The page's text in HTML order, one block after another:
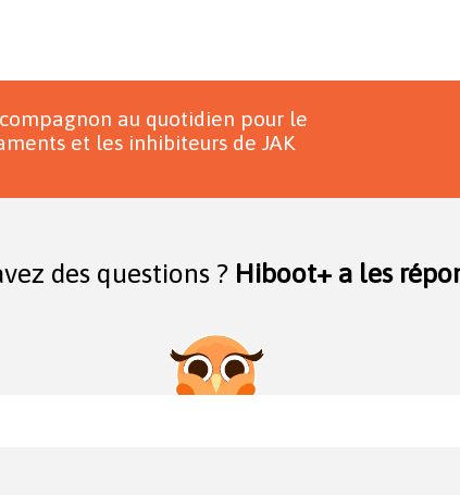
au quotidien pour le
et les inhibiteurs de JAK
des questions ? Hiboot+ a les